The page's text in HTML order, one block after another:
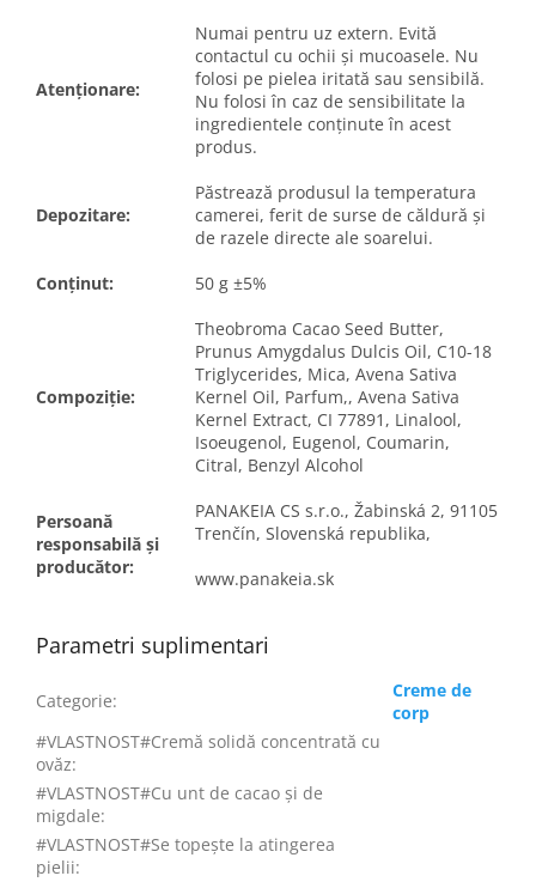
Atenționare:
Numai pentru uz extern. Evită
contactul cu ochii și mucoasele. Nu
folosi pe pielea iritată sau sensibilă.
Nu folosi în caz de sensibilitate la
ingredientele conținute în acest
produs.
Depozitare:
Păstrează produsul la temperatura
camerei, ferit de surse de căldură și
de razele directe ale soarelui.
Conținut:
50 g ±5%
Compoziție:
Theobroma Cacao Seed Butter,
Prunus Amygdalus Dulcis Oil, C10-18
Triglycerides, Mica, Avena Sativa
Kernel Oil, Parfum,, Avena Sativa
Kernel Extract, CI 77891, Linalool,
Isoeugenol, Eugenol, Coumarin,
Citral, Benzyl Alcohol
Persoană
responsabilă și
producător:
PANAKEIA CS s.r.o., Žabinská 2, 91105
Trenčín, Slovenská republika,
www.panakeia.sk
Parametri suplimentari
Categorie:
Creme de
corp
#VLASTNOST#Cremă solidă concentrată cu
ovăz:
#VLASTNOST#Cu unt de cacao și de
migdale:
#VLASTNOST#Se topește la atingerea
pielii: